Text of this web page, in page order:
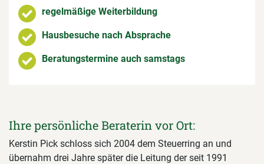
regelmäßige Weiterbildung
Hausbesuche nach Absprache
Beratungstermine auch samstags
Ihre persönliche Beraterin vor Ort:
Kerstin Pick schloss sich 2004 dem Steuerring an und
übernahm drei Jahre später die Leitung der seit 1991